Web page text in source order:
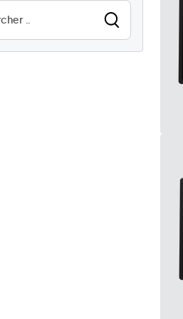
Résistant à l'eau (IP65)
8
Résistant à la possière